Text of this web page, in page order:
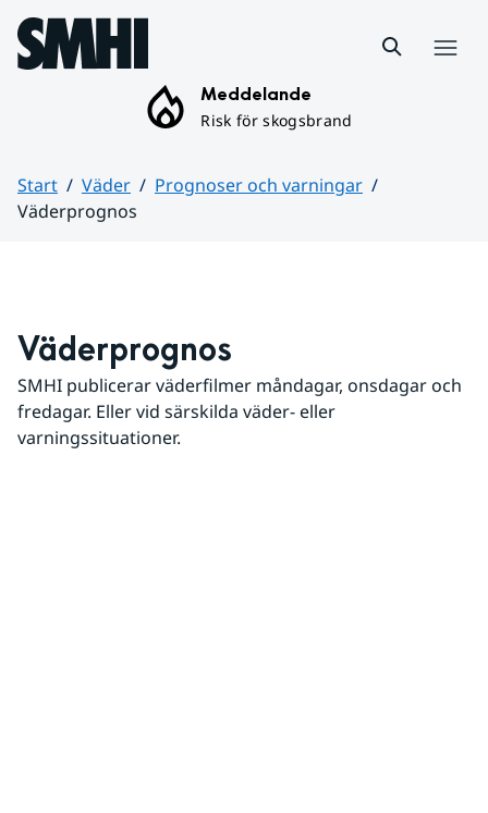
Hoppa till sidans innehåll
Meddelande
Risk för skogsbrand
Start Väder
Prognoser och varningar
Väderprognos
Väderprognos
SMHI publicerar väderfilmer måndagar, onsdagar och
fredagar. Eller vid särskilda väder- eller
varningssituationer.